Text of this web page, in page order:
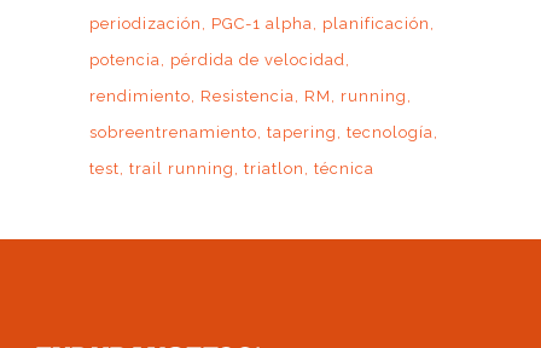
periodización
PGC-1 alpha
planificación
potencia
pérdida de velocidad
rendimiento
Resistencia RM
running
sobreentrenamiento tapering
tecnología
test trail running triatlon técnica